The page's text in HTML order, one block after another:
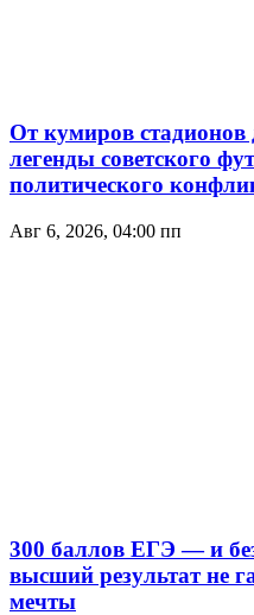
От кумиров
легенды советского
политического
Авг 6, 2026, 04:00 пп
300 баллов ЕГЭ — и
высший результат не
мечты